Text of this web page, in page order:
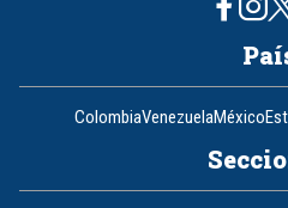
ColombiaVenezuelaMéxico